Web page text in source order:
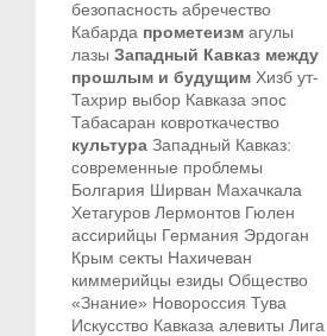
безопасность абречество
Кабарда прометеизм агулы
лазы Западный Кавказ между
прошлым и будущим Хизб ут-
Тахрир выбор Кавказа эпос
Табасаран ковроткачество
культура Западный Кавказ:
современные проблемы
Болгария Ширван Махачкала
Хетагуров Лермонтов Гюлен
ассирийцы Германия Эрдоган
Крым секты Нахичеван
киммерийцы езиды Общество
«Знание» Новороссия Тува
Искусство Кавказа алевиты Лига